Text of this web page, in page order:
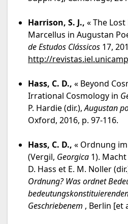
Harrison, S. J., « The
Marcellus in Augustan
de Estudos Clássicos 17,
http://
Hass, C. D., « Beyond
Irrational Cosmology in
P. Hardie (dir.),Augustan
Oxford, 2016, p. 97-116.
Hass, C. D., « Ordnung
(Vergil, Georgica 1). Macht
D. Hass et E. M. Noller
Ordnung? Was ordnet
Geschriebenem , Berlin [et